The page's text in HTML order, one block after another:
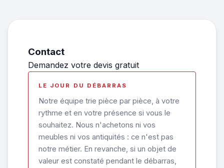
Contact
Demandez votre devis gratuit
LE JOUR DU DÉBARRAS
Notre équipe trie pièce par pièce, à votre
rythme et en votre présence si vous le
souhaitez. Nous n'achetons ni vos
meubles ni vos antiquités : ce n'est pas
notre métier. En revanche, si un objet de
valeur est constaté pendant le débarras,